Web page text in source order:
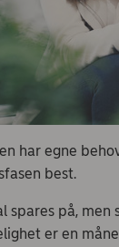
har egne
best.
spares på,
er en